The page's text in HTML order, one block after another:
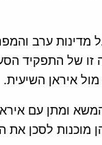
ערב
זו של התפקיד
איראן השיעית.
ומתן עם
מוכנות לסכן את